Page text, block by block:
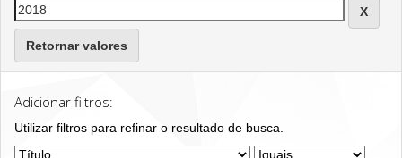
Retornar valores
Adicionar filtros:
Utilizar filtros para refinar o resultado de busca.